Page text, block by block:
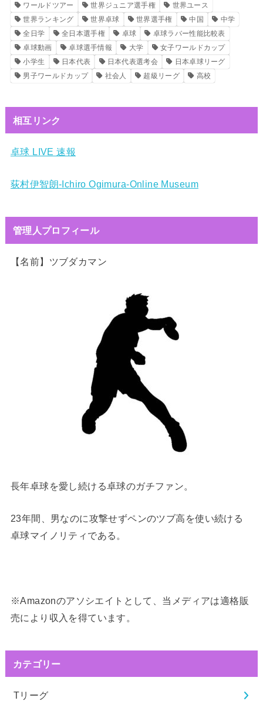
ワールドツアー
世界ジュニア選手権
世界ユース
世界ランキング
世界卓球 世界選手権 中国
中学
全日学
全日本選手権 卓球
卓球ラバー性能比較表
卓球動画
卓球選手情報 大学
女子ワールドカップ
小学生
日本代表 日本代表選考会
日本卓球リーグ
男子ワールドカップ
社会人 超級リーグ 高校
相互リンク
卓球 LIVE 速報
荻村伊智朗-Ichiro Ogimura-Online Museum
管理人プロフィール
【名前】ツブダカマン
長年卓球を愛し続ける卓球のガチファン。
23年間、男なのに攻撃せずペンのツブ高を使い続ける
卓球マイノリティである。
※Amazonのアソシエイトとして、当メディアは適格販
売により収入を得ています。
カテゴリー
Tリーグ